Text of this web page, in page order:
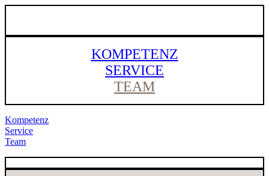
KOMPETENZ
SERVICE
TEAM
Kompetenz
Service
Team